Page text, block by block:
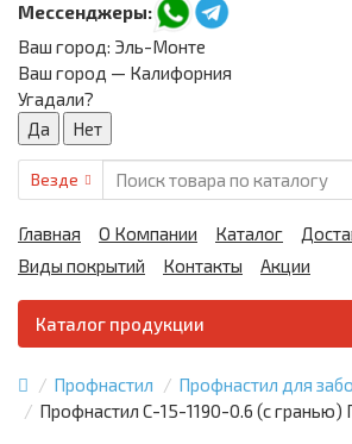
Мессенджеры:
Ваш город: Эль-Монте
Ваш город — Калифорния
Угадали?
Везде
Главная О Компании Каталог
Виды покрытий
Контакты Акции
Каталог продукции
Профнастил Профнастил для
Профнастил С-15-1190-0.6 (с гранью)